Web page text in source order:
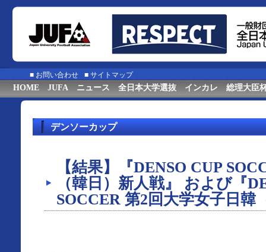
■ お問い合わせ ■ サイトマップ
HOME JUFA ニュース 全日本大学選抜 インカレ 総理大臣
デンソーカップ
【結果】『DENSO CUP
（韓日）新人戦』 および『
SOCCER 第2回大学女子日韓